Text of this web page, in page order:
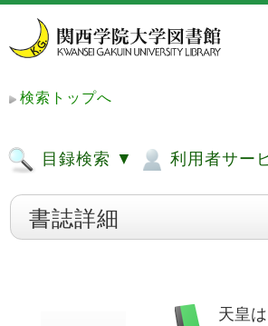
検索トップへ
目録検索 ▼ 利用者サー
書誌詳細
天皇